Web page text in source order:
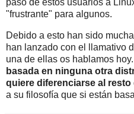
paso de estos usuarios a
"frustrante" para algunos.
Debido a esto han sido
han lanzado con el llamativo
una de ellas os hablamos
basada en ninguna otra
quiere diferenciarse al
a su filosofía que si están